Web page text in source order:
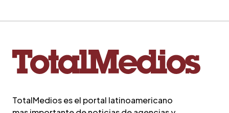
TotalMedios es el portal latinoamericano